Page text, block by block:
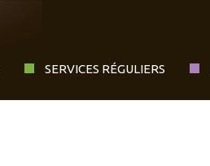
SERVICES RÉGULIERS